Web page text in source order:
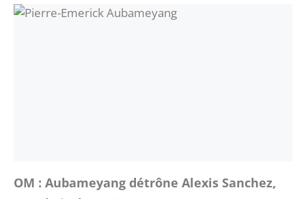
OM : Aubameyang détrône Alexis Sanchez,